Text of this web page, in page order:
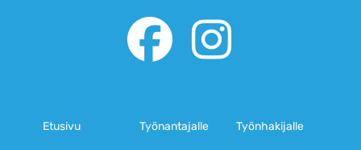
Etusivu Työnantajalle Työnhakijalle